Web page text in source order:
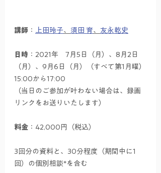
講師 ： 上田玲子、 須田 育、 友永乾史
日時 ：2021年　7月5日（月）、8月2日
（月）、9月6日（月）（すべて第1月曜）
15:00から17:00
（当日のご参加が叶わない場合は、録画
リンクをお送りいたします）
料金 ：42,000円（税込）
3回分の資料と、30分程度（期間中に1
回）の個別相談*を含む